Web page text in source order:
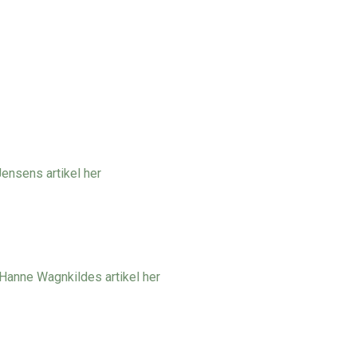
artikel her
Wagnkildes artikel her